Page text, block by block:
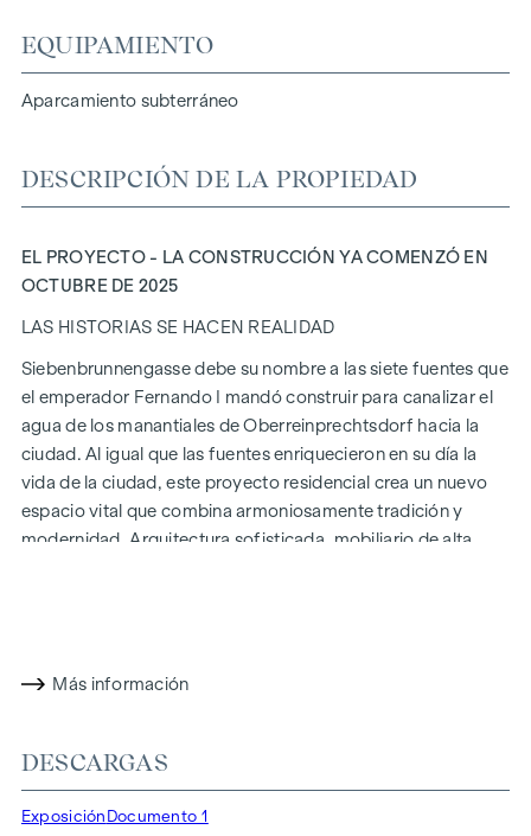
EQUIPAMIENTO
Aparcamiento subterráneo
DESCRIPCIÓN DE LA PROPIEDAD
EL PROYECTO - LA CONSTRUCCIÓN YA COMENZÓ EN
OCTUBRE DE 2025
LAS HISTORIAS SE HACEN REALIDAD
Siebenbrunnengasse debe su nombre a las siete fuentes que
el emperador Fernando I mandó construir para canalizar el
agua de los manantiales de Oberreinprechtsdorf hacia la
ciudad. Al igual que las fuentes enriquecieron en su día la
vida de la ciudad, este proyecto residencial crea un nuevo
espacio vital que combina armoniosamente tradición y
modernidad. Arquitectura sofisticada, mobiliario de alta
CON ATENCIÓN AL DETALLE
flexibles y equipamiento de alta calidad: finos suelos de
Más información
DESCARGAS
Exposición Documento 1